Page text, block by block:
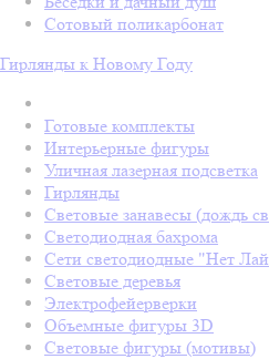
Сотовый поликарбонат
Гирлянды к Новому Году
Готовые комплекты
Интерьерные фигуры
Уличная лазерная подсветка
Гирлянды
Световые занавесы (дождь
Светодиодная бахрома
Сети светодиодные "Нет
Световые деревья
Электрофейерверки
Объемные фигуры 3D
Световые фигуры (мотивы)